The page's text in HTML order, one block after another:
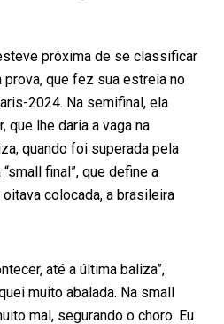
próxima de se classificar
prova, que fez sua estreia no
2024. Na semifinal, ela
que lhe daria a vaga na
quando foi superada pela
final”, que define a
colocada, a brasileira
até a última baliza”,
muito abalada. Na small
mal, segurando o choro. Eu